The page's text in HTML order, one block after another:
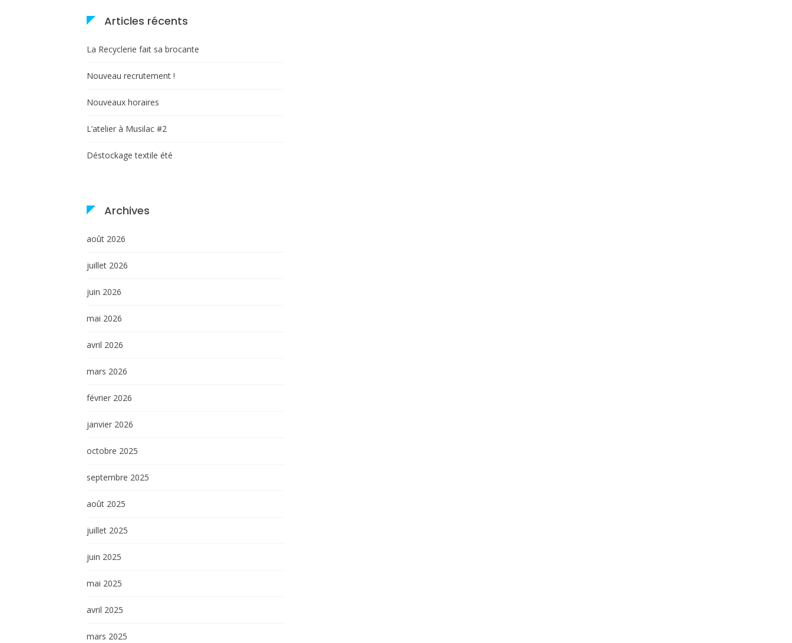
Articles récents
La Recyclerie fait sa brocante
Nouveau recrutement !
Nouveaux horaires
L’atelier à Musilac #2
Déstockage textile été
Archives
août 2026
juillet 2026
juin 2026
mai 2026
avril 2026
mars 2026
février 2026
janvier 2026
octobre 2025
septembre 2025
août 2025
juillet 2025
juin 2025
mai 2025
avril 2025
mars 2025